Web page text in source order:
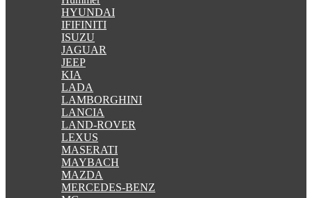
HYUNDAI
IFIFINITI
ISUZU
JAGUAR
JEEP
KIA
LADA
LAMBORGHINI
LANCIA
LAND-ROVER
LEXUS
MASERATI
MAYBACH
MAZDA
MERCEDES-BENZ